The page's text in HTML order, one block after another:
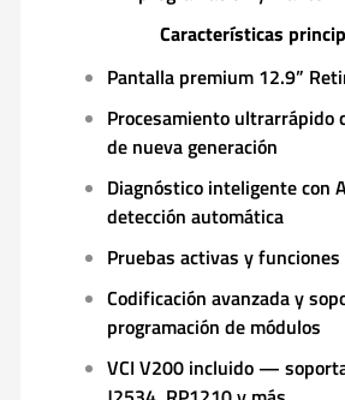
Características
Pantalla premium 12.9”
Procesamiento ultrarrápido
de nueva generación
Diagnóstico inteligente con
detección automática
Pruebas activas y
Codificación avanzada y
programación de módulos
VCI V200 incluido — soporta